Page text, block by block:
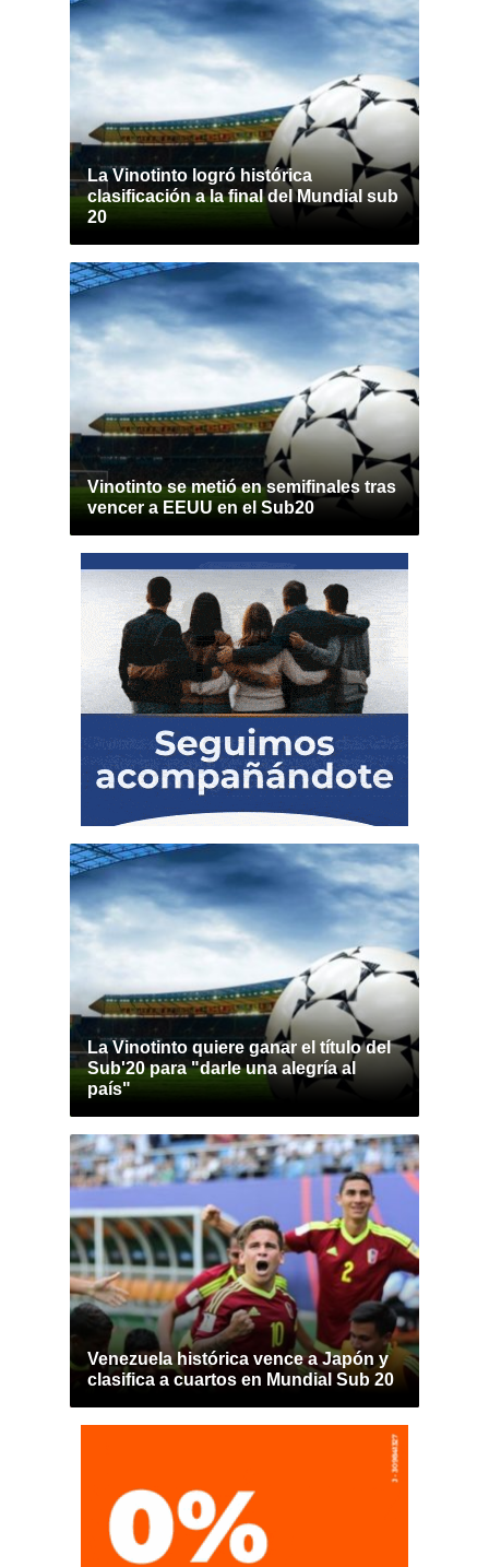
La Vinotinto logró histórica
clasificación a la final del Mundial sub
20
Vinotinto se metió en semifinales tras
vencer a EEUU en el Sub20
La Vinotinto quiere ganar el título del
Sub'20 para "darle una alegría al
país"
Venezuela histórica vence a Japón y
clasifica a cuartos en Mundial Sub 20